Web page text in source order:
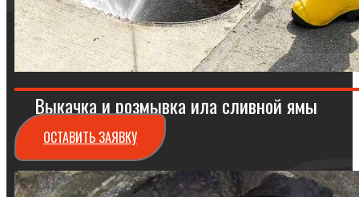
Выкачка и розмывка ила сливной ямы
ОСТАВИТЬ ЗАЯВКУ